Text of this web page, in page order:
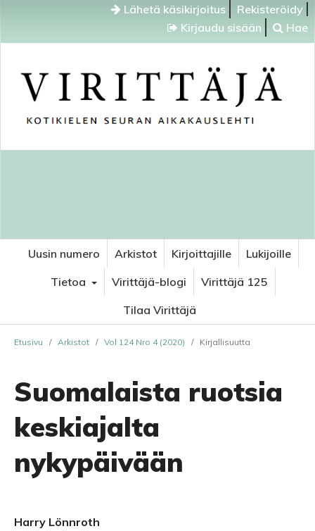
Lähetä käsikirjoitus
Rekisteröidy
Kirjaudu sisään
Hae
Uusin numero Arkistot Kirjoittajille
Lukijoille
Tietoa
Virittäjä-blogi
Virittäjä 125
Tilaa Virittäjä
Etusivu / Arkistot / Vol 124 Nro 4 (2020) / Kirjallisuutta
Suomalaista ruotsia
keskiajalta
nykypäivään
Harry Lönnroth